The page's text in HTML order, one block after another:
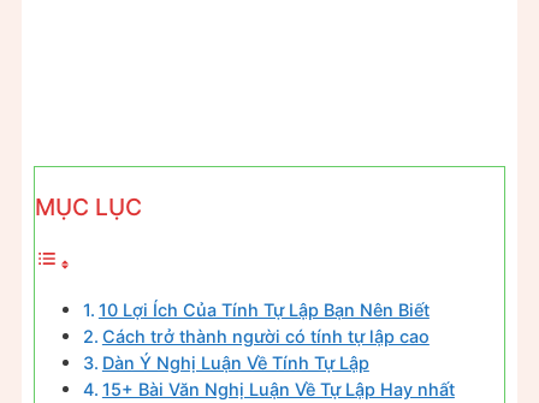
MỤC LỤC
10 Lợi Ích Của Tính Tự Lập Bạn Nên Biết
Cách trở thành người có tính tự lập cao
Dàn Ý Nghị Luận Về Tính Tự Lập
15+ Bài Văn Nghị Luận Về Tự Lập Hay nhất